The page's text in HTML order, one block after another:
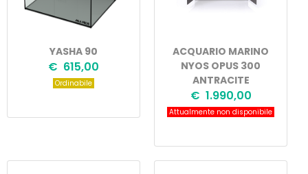
YASHA 90
€ 615,00
Ordinabile
ACQUARIO MARINO
NYOS OPUS 300
ANTRACITE
€ 1.990,00
Attualmente non disponibile